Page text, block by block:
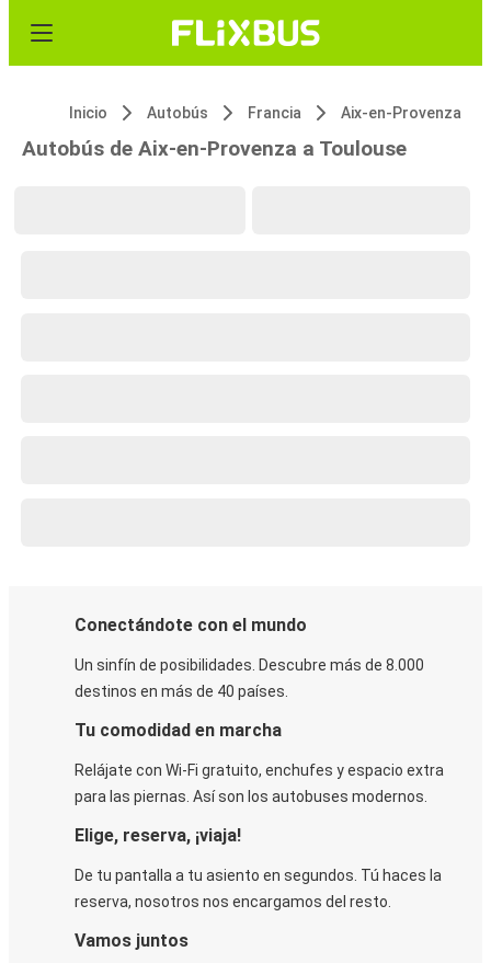
Inicio Autobús Francia Aix-en-Provenza
Autobús de Aix-en-Provenza a Toulouse
Conectándote con el mundo
Un sinfín de posibilidades. Descubre más de 8.000
destinos en más de 40 países.
Tu comodidad en marcha
Relájate con Wi-Fi gratuito, enchufes y espacio extra
para las piernas. Así son los autobuses modernos.
Elige, reserva, ¡viaja!
De tu pantalla a tu asiento en segundos. Tú haces la
reserva, nosotros nos encargamos del resto.
Vamos juntos